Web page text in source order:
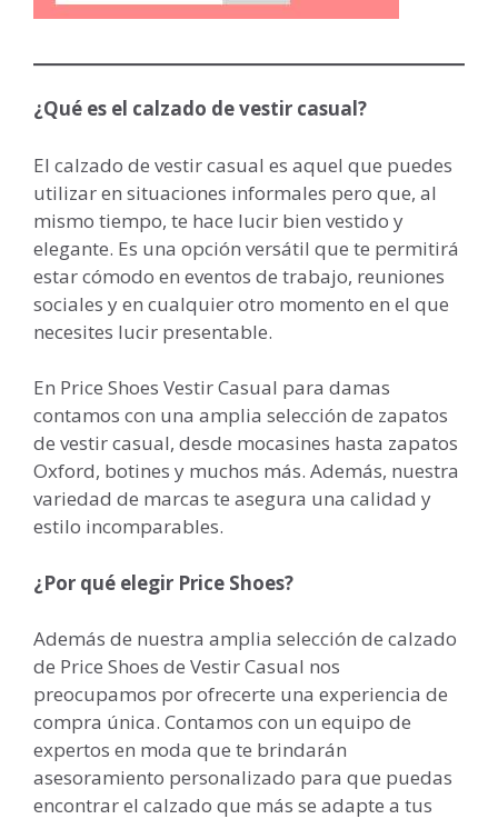
¿Qué es el calzado de vestir casual?
El calzado de vestir casual es aquel que puedes
utilizar en situaciones informales pero que, al
mismo tiempo, te hace lucir bien vestido y
elegante. Es una opción versátil que te permitirá
estar cómodo en eventos de trabajo, reuniones
sociales y en cualquier otro momento en el que
necesites lucir presentable.
En Price Shoes Vestir Casual para damas
contamos con una amplia selección de zapatos
de vestir casual, desde mocasines hasta zapatos
Oxford, botines y muchos más. Además, nuestra
variedad de marcas te asegura una calidad y
estilo incomparables.
¿Por qué elegir Price Shoes?
Además de nuestra amplia selección de calzado
de Price Shoes de Vestir Casual nos
preocupamos por ofrecerte una experiencia de
compra única. Contamos con un equipo de
expertos en moda que te brindarán
asesoramiento personalizado para que puedas
encontrar el calzado que más se adapte a tus